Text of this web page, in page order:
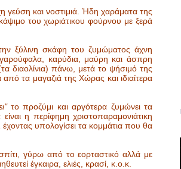
γεύση και νοστιμιά. Ήδη χαράματα της
του χωριάτικου φούρνου με ξερά
ξύλινη σκάφη του ζυμώματος άχνη
καρύδια, μαύρη και άσπρη
διαολίνια) πάνω, μετά το ψήσιμό της
τα μαγαζιά της Χώρας και ιδιαίτερα
το προζύμι και αργότερα ζυμώνει τα
η περίφημη χριστοπαραμονιάτικη
υπολογίσει τα κομμάτια που θα
γύρω από το εορταστικό αλλά με
έγκαιρα, ελιές, κρασί, κ.ο.κ.